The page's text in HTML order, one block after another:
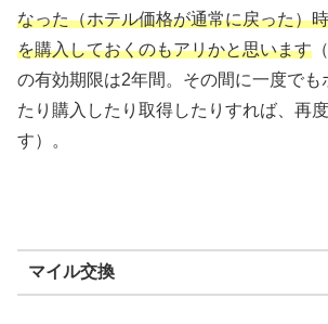
なった（ホテル価格が通常に戻った）
を購入しておくのもアリかと思います
の有効期限は2年間。その間に一度でも
たり購入したり取得したりすれば、再
す）。
マイル交換